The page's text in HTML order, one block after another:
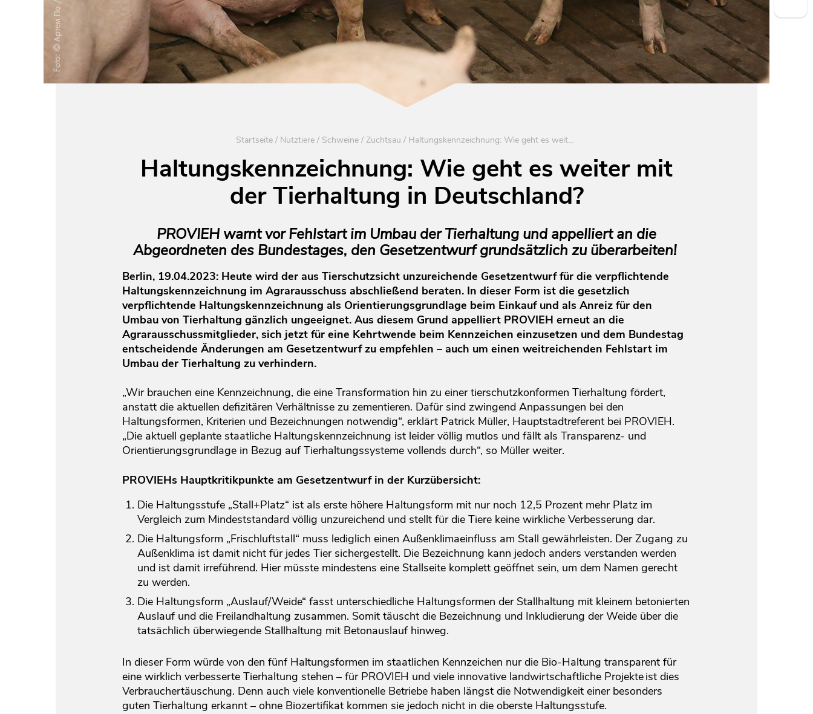
Startseite/ Nutztiere/ Schweine/ Zuchtsau / Haltungskennzeichnung: Wie geht es weiter mit der Tierhaltung in Deutschland?
Haltungskennzeichnung: Wie geht es weiter mit
der Tierhaltung in Deutschland?
PROVIEH warnt vor Fehlstart im Umbau der Tierhaltung und appelliert an die
Abgeordneten des Bundestages, den Gesetzentwurf grundsätzlich zu überarbeiten!
Berlin, 19.04.2023: Heute wird der aus Tierschutzsicht unzureichende Gesetzentwurf für die verpflichtende
Haltungskennzeichnung im Agrarausschuss abschließend beraten. In dieser Form ist die gesetzlich
verpflichtende Haltungskennzeichnung als Orientierungsgrundlage beim Einkauf und als Anreiz für den
Umbau von Tierhaltung gänzlich ungeeignet. Aus diesem Grund appelliert PROVIEH erneut an die
Agrarausschussmitglieder, sich jetzt für eine Kehrtwende beim Kennzeichen einzusetzen und dem Bundestag
entscheidende Änderungen am Gesetzentwurf zu empfehlen – auch um einen weitreichenden Fehlstart im
Umbau der Tierhaltung zu verhindern.
„Wir brauchen eine Kennzeichnung, die eine Transformation hin zu einer tierschutzkonformen Tierhaltung fördert,
anstatt die aktuellen defizitären Verhältnisse zu zementieren. Dafür sind zwingend Anpassungen bei den
Haltungsformen, Kriterien und Bezeichnungen notwendig“, erklärt Patrick Müller, Hauptstadtreferent bei PROVIEH.
„Die aktuell geplante staatliche Haltungskennzeichnung ist leider völlig mutlos und fällt als Transparenz- und
Orientierungsgrundlage in Bezug auf Tierhaltungssysteme vollends durch“, so Müller weiter.
PROVIEHs Hauptkritikpunkte am Gesetzentwurf in der Kurzübersicht:
Die Haltungsstufe „Stall+Platz“ ist als erste höhere Haltungsform mit nur noch 12,5 Prozent mehr Platz im
Vergleich zum Mindeststandard völlig unzureichend und stellt für die Tiere keine wirkliche Verbesserung dar.
Die Haltungsform „Frischluftstall“ muss lediglich einen Außenklimaeinfluss am Stall gewährleisten. Der Zugang zu
Außenklima ist damit nicht für jedes Tier sichergestellt. Die Bezeichnung kann jedoch anders verstanden werden
und ist damit irreführend. Hier müsste mindestens eine Stallseite komplett geöffnet sein, um dem Namen gerecht
zu werden.
Die Haltungsform „Auslauf/Weide“ fasst unterschiedliche Haltungsformen der Stallhaltung mit kleinem betonierten
Auslauf und die Freilandhaltung zusammen. Somit täuscht die Bezeichnung und Inkludierung der Weide über die
tatsächlich überwiegende Stallhaltung mit Betonauslauf hinweg.
In dieser Form würde von den fünf Haltungsformen im staatlichen Kennzeichen nur die Bio-Haltung transparent für
eine wirklich verbesserte Tierhaltung stehen – für PROVIEH und viele innovative landwirtschaftliche Projekte ist dies
Verbrauchertäuschung. Denn auch viele konventionelle Betriebe haben längst die Notwendigkeit einer besonders
guten Tierhaltung erkannt – ohne Biozertifikat kommen sie jedoch nicht in die oberste Haltungsstufe.